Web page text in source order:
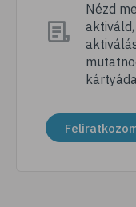
# megfázás
# influenza
# fertőző
# köhögés
Nézd